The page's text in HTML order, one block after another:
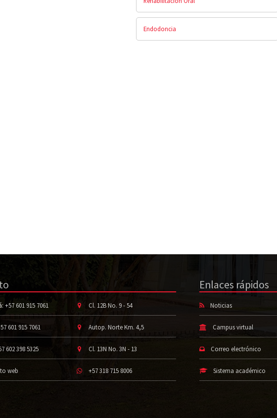
Endodoncia
+57 601 915 7061 Cl. 12B No. 9 - 54
601 915 7061 Autop. Norte Km. 4,5
602 398 5325 Cl. 13N No. 3N - 13
web +57 318 715 8006
Enlaces rápidos
Noticias
Campus virtual
Correo electrónico
Sistema académico